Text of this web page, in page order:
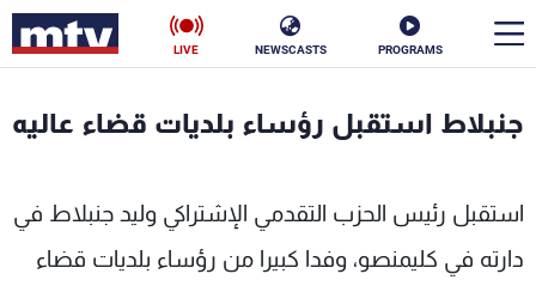
PROGRAMS
NEWSCASTS
LIVE
جنبلاط استقبل رؤساء بلديات قضاء عاليه
استقبل رئيس الحزب التقدمي الإشتراكي وليد جنبلاط في
دارته في كليمنصو، وفدا كبيرا من رؤساء بلديات قضاء
سياسة ناس
إقتصاد فن